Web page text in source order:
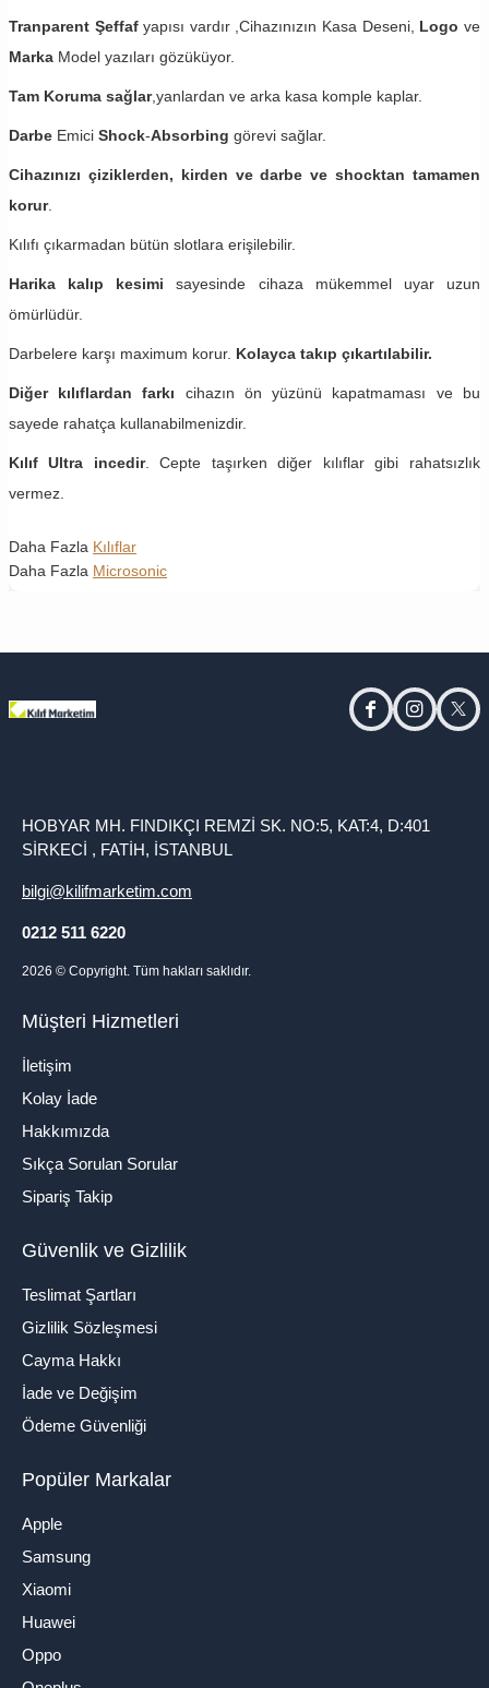
Tranparent Şeffafyapısı vardır ,Cihazınızın Kasa Deseni, Logo ve
Marka Model yazıları gözüküyor.
Tam Koruma sağlar,yanlardan ve arka kasa komple kaplar.
Darbe Emici Shock-Absorbing görevi sağlar.
Cihazınızı çiziklerden, kirden ve darbe ve shocktan tamamen
korur.
Kılıfı çıkarmadan bütün slotlara erişilebilir.
Harika kalıp kesimi sayesinde cihaza mükemmel uyar uzun
ömürlüdür.
Darbelere karşı maximum korur. Kolayca takıp çıkartılabilir.
Diğer kılıflardan farkı cihazın ön yüzünü kapatmaması ve bu
sayede rahatça kullanabilmenizdir.
Kılıf Ultra incedir. Cepte taşırken diğer kılıflar gibi rahatsızlık
vermez.
Daha Fazla Kılıflar
Daha Fazla Microsonic
facebookinstagram
HOBYAR MH. FINDIKÇI REMZİ SK. NO:5, KAT:4, D:401
SİRKECİ , FATİH, İSTANBUL
bilgi@kilifmarketim.com
0212 511 6220
2026 © Copyright. Tüm hakları saklıdır.
Müşteri Hizmetleri
İletişim
Kolay İade
Hakkımızda
Sıkça Sorulan Sorular
Sipariş Takip
Güvenlik ve Gizlilik
Teslimat Şartları
Gizlilik Sözleşmesi
Cayma Hakkı
İade ve Değişim
Ödeme Güvenliği
Popüler Markalar
Apple
Samsung
Xiaomi
Huawei
Oppo